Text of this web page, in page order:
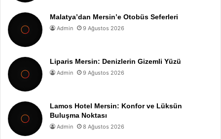
Malatya’dan Mersin’e Otobüs Seferleri
Admin 9 Ağustos 2026
Liparis Mersin: Denizlerin Gizemli Yüzü
Admin 9 Ağustos 2026
Lamos Hotel Mersin: Konfor ve Lüksün
Buluşma Noktası
Admin 8 Ağustos 2026